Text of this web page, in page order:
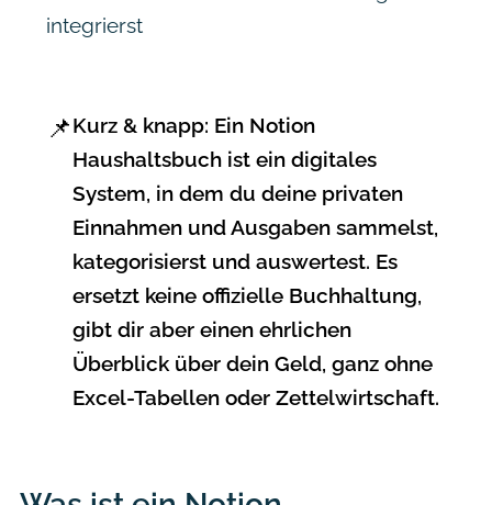
integrierst
📌Kurz & knapp: Ein Notion
Haushaltsbuch ist ein digitales
System, in dem du deine privaten
Einnahmen und Ausgaben sammelst,
kategorisierst und auswertest. Es
ersetzt keine offizielle Buchhaltung,
gibt dir aber einen ehrlichen
Überblick über dein Geld, ganz ohne
Excel-Tabellen oder Zettelwirtschaft.